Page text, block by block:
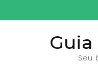
para
Seu